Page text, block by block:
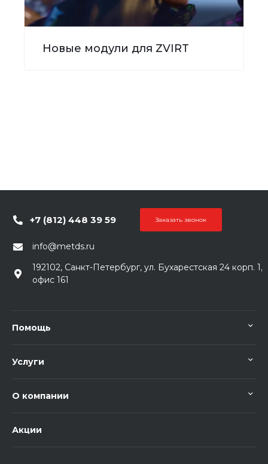
Новые модули для ZVIRT
+7 (812) 448 39 59 Заказать звонок
info@metds.ru
192102, Санкт-Петербург, ул. Бухарестская 24 корп. 1,
офис 161
Помощь
Услуги
О компании
Акции